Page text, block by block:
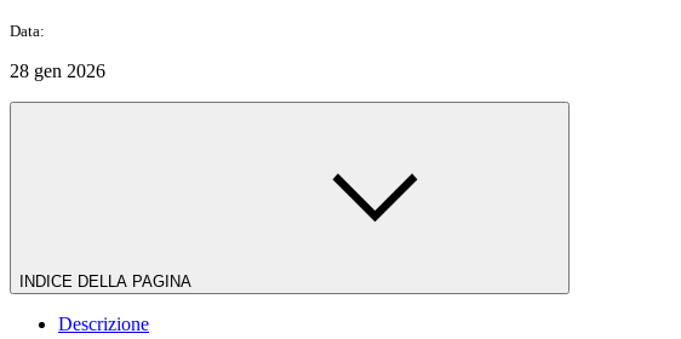
Data:
28 gen 2026
INDICE DELLA PAGINA
Descrizione